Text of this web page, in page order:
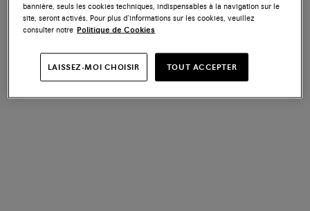
bannière, seuls les cookies techniques, indispensables à la navigation sur le
site, seront activés. Pour plus d’informations sur les cookies, veuillez
consulter notre Politique de Cookies
LAISSEZ-MOI CHOISIR TOUT ACCEPTER